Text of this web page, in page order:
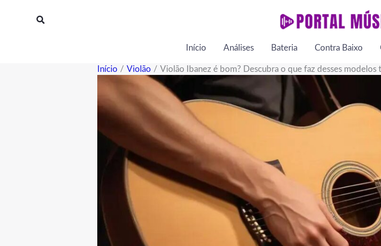
Início Análises Bateria Contra Baixo
Início Violão Violão Ibanez é bom? Descubra o que faz desses modelos